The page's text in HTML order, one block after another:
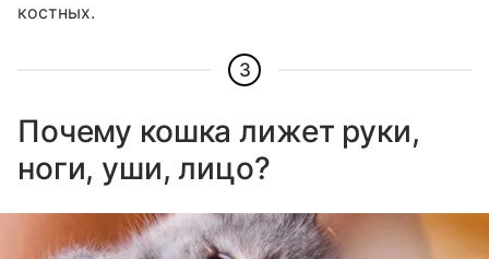
костных.
3
Почему кошка лижет руки,
ноги, уши, лицо?